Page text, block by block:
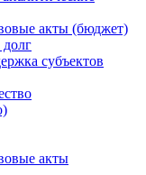
акты (бюджет)
субъектов
акты